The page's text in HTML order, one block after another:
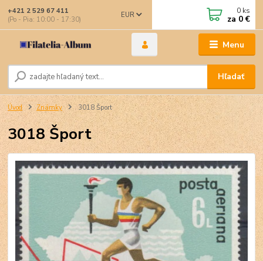
Menu
EUR
Hľadať
+421 2 529 67 411
(Po - Pia: 10:00 - 17:30)
0 ks
za 0 €
Úvod Známky 3018 Šport
3018 Šport